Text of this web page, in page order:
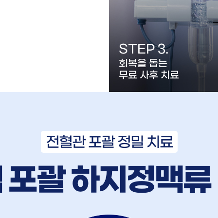
STEP 3.
회복을 돕는
무료 사후 치료
전혈관 포괄 정밀 치료
포괄 하지정맥